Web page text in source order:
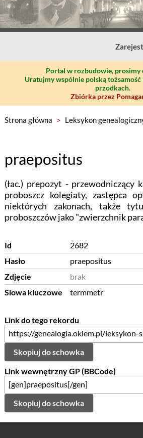
Portal w rozbudowie, prosimy
Uratujmy wspólnie polską tożsamość
przodkach.
Zbiórka przez
Strona główna > Leksykon
praepositus
(łac.) prepozyt - przewodniczący
proboszcz kolegiaty, zastępca
niektórych zakonach, także
proboszczów jako "zwierzchnik
Id
2682
Hasło
praepositus
Zdjęcie
brak
Slowa kluczowe
termmetr
Link do tego rekordu
Skopiuj do schowka
Link wewnętrzny GP (BBCode)
Skopiuj do schowka